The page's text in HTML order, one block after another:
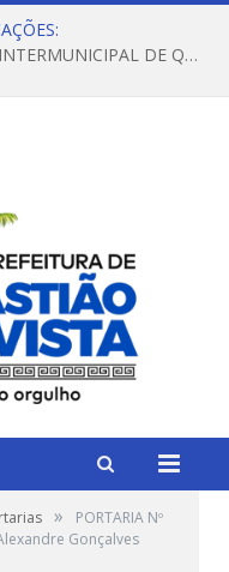
REGULAMENTO DO X CONCURSO INTERMUNICIPAL DE QUADRILHAS JUNINAS – 2026 – ARRAIÁ DA VENEZA
»
PORTARIA Nº
Gonçalves